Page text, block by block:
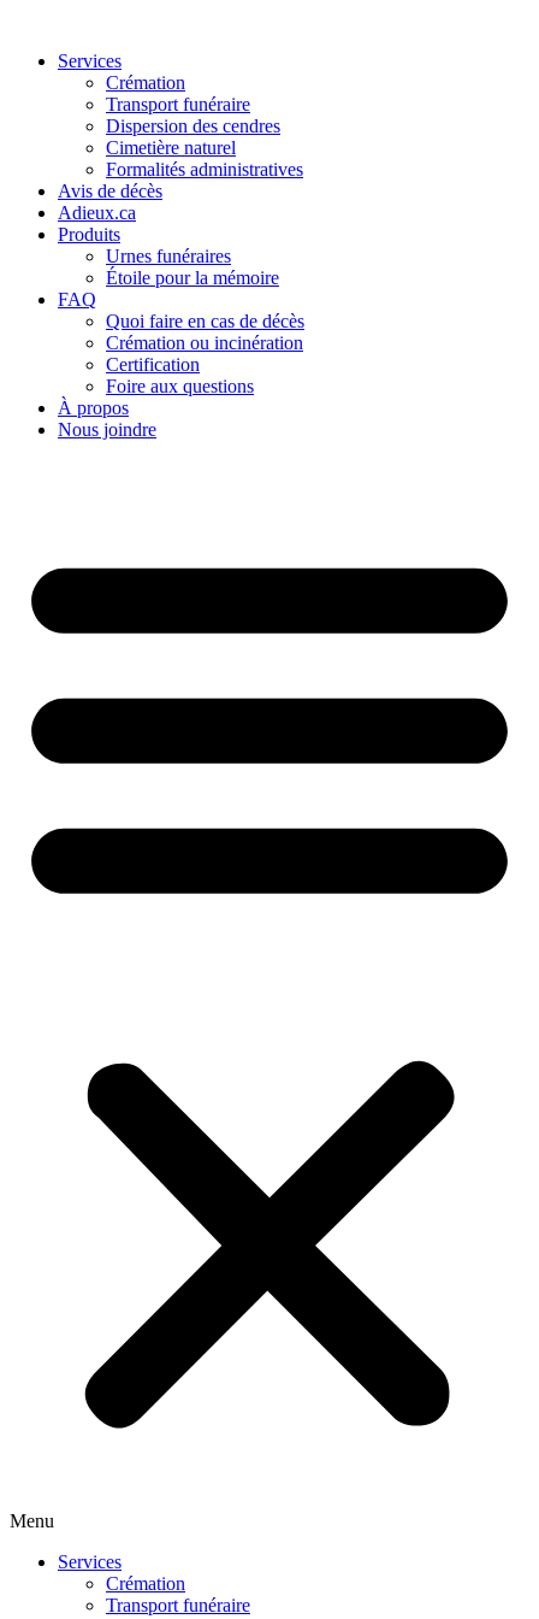
Services
Crémation
Transport funéraire
Dispersion des cendres
Cimetière naturel
Formalités administratives
Avis de décès
Adieux.ca
Produits
Urnes funéraires
Étoile pour la mémoire
FAQ
Quoi faire en cas de décès
Crémation ou incinération
Certification
Foire aux questions
À propos
Nous joindre
Menu
Services
Crémation
Transport funéraire